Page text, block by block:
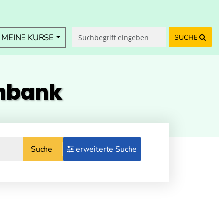
KURSE SUCHE
Suche erweiterte Suche